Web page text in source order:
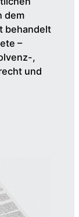
dem
behandelt
–
,
und